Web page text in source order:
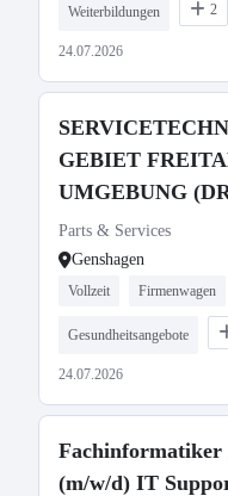
Weiterbildungen 2
24.07.2026
GEBIET
UMGEBUNG
Parts & Services
Genshagen
Vollzeit Firmenwagen
Gesundheitsangebote
24.07.2026
(m/w/d) IT